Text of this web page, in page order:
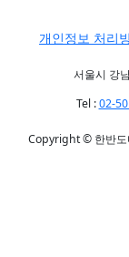
개인정보 처리
서울시 강
Tel :02-
Copyright © 한반